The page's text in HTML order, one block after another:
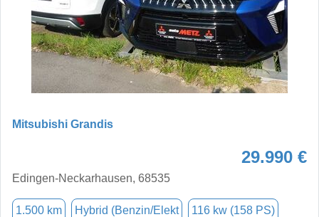
Mitsubishi Grandis
29.990 €
Edingen-Neckarhausen, 68535
1.500 km Hybrid (Benzin/Elekt 116 kw (158 PS)